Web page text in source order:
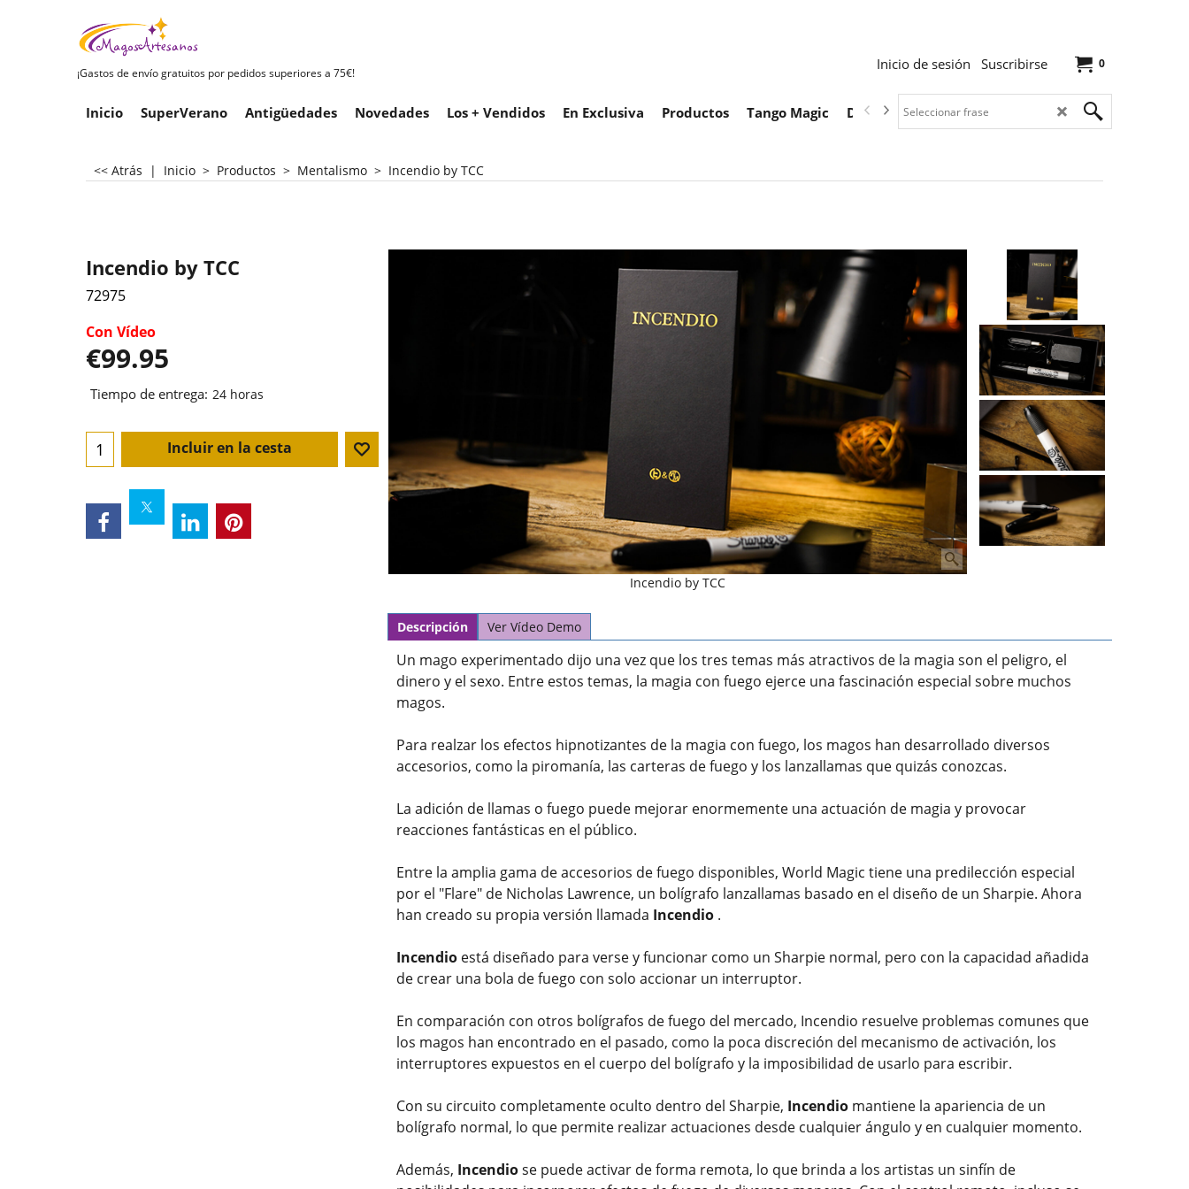
¡Gastos de envío gratuitos por pedidos superiores a 75€!
0
Inicio de sesión Suscribirse
Inicio SuperVerano Antigüedades Novedades Los + Vendidos En Exclusiva Productos Tango Magic Descargas
<< Atrás | Inicio > Productos > Mentalismo > Incendio by TCC
Incendio by TCC
Incendio by TCC
72975
Con Vídeo
€99.95
Tiempo de entrega: 24 horas
Incluir en la cesta
Descripción Ver Vídeo Demo
Un mago experimentado dijo una vez que los tres temas más atractivos de la magia son el peligro, el
dinero y el sexo. Entre estos temas, la magia con fuego ejerce una fascinación especial sobre muchos
magos.
Para realzar los efectos hipnotizantes de la magia con fuego, los magos han desarrollado diversos
accesorios, como la piromanía, las carteras de fuego y los lanzallamas que quizás conozcas.
La adición de llamas o fuego puede mejorar enormemente una actuación de magia y provocar
reacciones fantásticas en el público.
Entre la amplia gama de accesorios de fuego disponibles, World Magic tiene una predilección especial
por el "Flare" de Nicholas Lawrence, un bolígrafo lanzallamas basado en el diseño de un Sharpie. Ahora
han creado su propia versión llamada Incendio .
Incendio está diseñado para verse y funcionar como un Sharpie normal, pero con la capacidad añadida
de crear una bola de fuego con solo accionar un interruptor.
En comparación con otros bolígrafos de fuego del mercado, Incendio resuelve problemas comunes que
los magos han encontrado en el pasado, como la poca discreción del mecanismo de activación, los
interruptores expuestos en el cuerpo del bolígrafo y la imposibilidad de usarlo para escribir.
Con su circuito completamente oculto dentro del Sharpie, Incendio mantiene la apariencia de un
bolígrafo normal, lo que permite realizar actuaciones desde cualquier ángulo y en cualquier momento.
Además, Incendiose puede activar de forma remota, lo que brinda a los artistas un sinfín de